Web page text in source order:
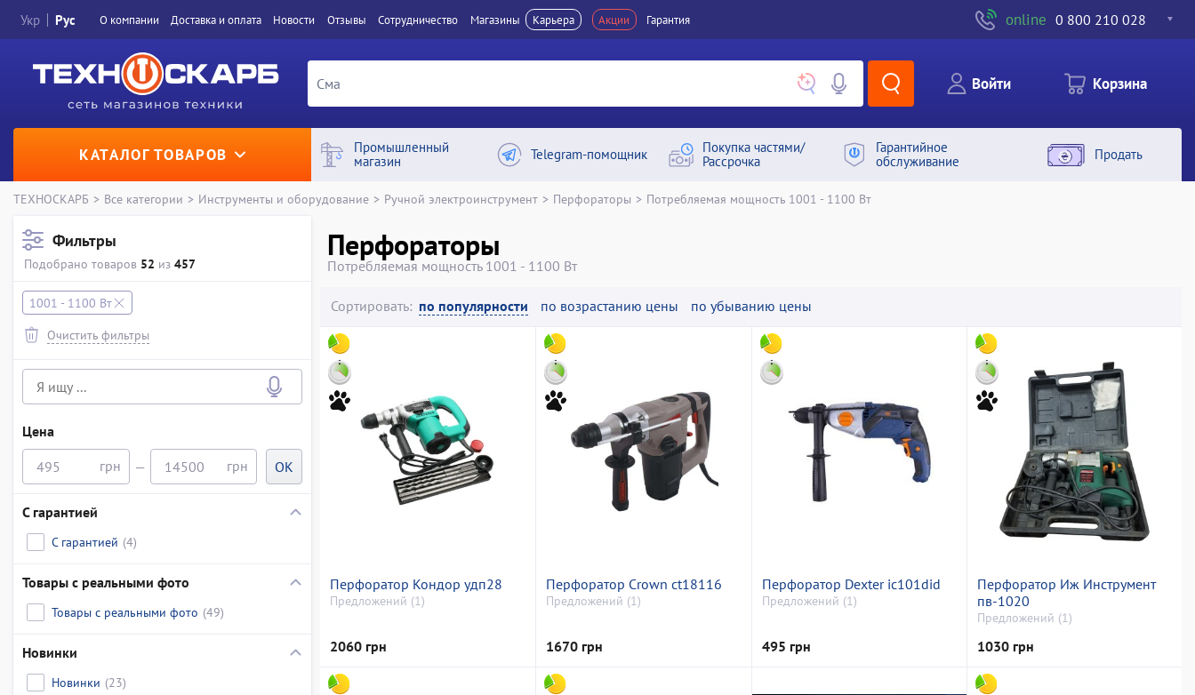
Укр Рус О компании Доставка и оплата Новости Отзывы Сотрудничество Магазины Карьера Акции Гарантия online 0 800 210 028
Войти Корзина
КАТАЛОГ ТОВАРОВ
Промышленный
магазин
Telegram-помощник
Покупка частями/
Рассрочка
Гарантийное
обслуживание
Продать
ТЕХНОСКАРБ > Все категории > Инструменты и оборудование > Ручной электроинструмент > Перфораторы > Потребляемая мощность 1001 - 1100 Вт
Фильтры
Подобрано товаров 52 из 457
1001 - 1100 Вт
Очистить фильтры
Цена
—
OK
С гарантией
С гарантией (4)
Товары с реальными фото
Товары с реальными фото (49)
Новинки
Новинки (23)
Перфораторы
Потребляемая мощность 1001 - 1100 Вт
Сортировать: по популярности по возрастанию цены по убыванию цены
Перфоратор Кондор удп28
Предложений (1)
2060 грн
Перфоратор Crown ct18116
Предложений (1)
1670 грн
Перфоратор Dexter ic101did
Предложений (1)
495 грн
Перфоратор Иж Инструмент
пв-1020
Предложений (1)
1030 грн